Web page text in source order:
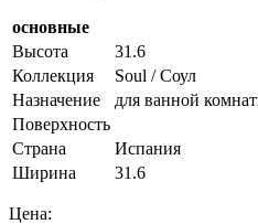
основные
Высота
31.6
Коллекция
Soul / Соул
Назначение
для ванной
Поверхность
Страна
Испания
Ширина
31.6
Цена: